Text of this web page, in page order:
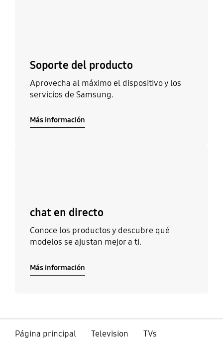
Soporte del producto
Aprovecha al máximo el dispositivo y los
servicios de Samsung.
Más información
chat en directo
Conoce los productos y descubre qué
modelos se ajustan mejor a ti.
Más información
Página principal Television
TVs